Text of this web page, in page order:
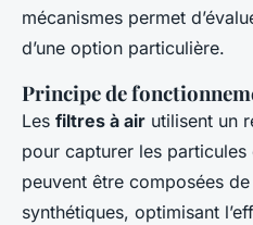
mécanismes permet
d’une option particulière.
Principe de
Les filtres à air utilisent un
pour capturer les
peuvent être composées
synthétiques, optimisant